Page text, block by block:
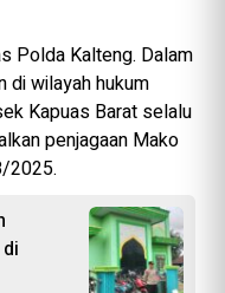
Polda Kalteng. Dalam
di wilayah hukum
Kapuas Barat selalu
penjagaan Mako
2025.